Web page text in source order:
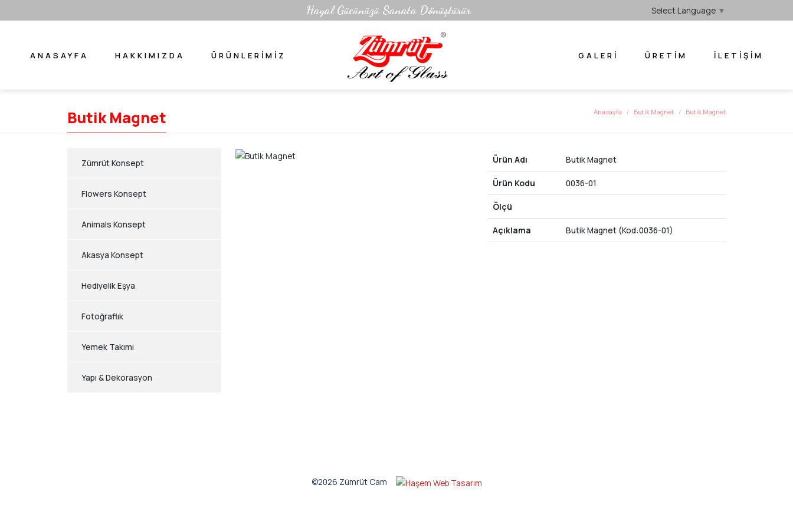
Hayal Gücünüzü Sanata Dönüştürür Select Language ▼
ANASAYFA HAKKIMIZDA ÜRÜNLERIMIZ GALERI ÜRETIM İLETIŞIM
Butik Magnet Anasayfa Butik Magnet Butik Magnet
Zümrüt Konsept
Flowers Konsept
Animals Konsept
Akasya Konsept
Hediyelik Eşya
Fotoğraflık
Yemek Takımı
Yapı & Dekorasyon
Ürün Adı Butik Magnet
Ürün Kodu 0036-01
Ölçü
Açıklama Butik Magnet (Kod:0036-01)
©2026 Zümrüt Cam